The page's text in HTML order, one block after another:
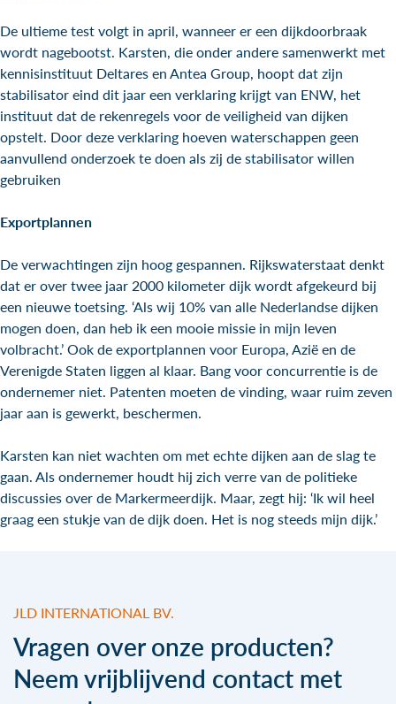
De ultieme test volgt in april, wanneer er een dijkdoorbraak
wordt nagebootst. Karsten, die onder andere samenwerkt met
kennisinstituut Deltares en Antea Group, hoopt dat zijn
stabilisator eind dit jaar een verklaring krijgt van ENW, het
instituut dat de rekenregels voor de veiligheid van dijken
opstelt. Door deze verklaring hoeven waterschappen geen
aanvullend onderzoek te doen als zij de stabilisator willen
gebruiken
Exportplannen
De verwachtingen zijn hoog gespannen. Rijkswaterstaat denkt
dat er over twee jaar 2000 kilometer dijk wordt afgekeurd bij
een nieuwe toetsing. ‘Als wij 10% van alle Nederlandse dijken
mogen doen, dan heb ik een mooie missie in mijn leven
volbracht.’ Ook de exportplannen voor Europa, Azië en de
Verenigde Staten liggen al klaar. Bang voor concurrentie is de
ondernemer niet. Patenten moeten de vinding, waar ruim zeven
jaar aan is gewerkt, beschermen.
Karsten kan niet wachten om met echte dijken aan de slag te
gaan. Als ondernemer houdt hij zich verre van de politieke
discussies over de Markermeerdijk. Maar, zegt hij: ‘Ik wil heel
graag een stukje van de dijk doen. Het is nog steeds mijn dijk.’
JLD INTERNATIONAL BV.
Vragen over onze producten?
Neem vrijblijvend contact met